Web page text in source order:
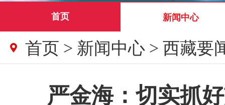
首页 新闻中心
首页 > 新闻中心 > 西藏要
严金海：切实抓